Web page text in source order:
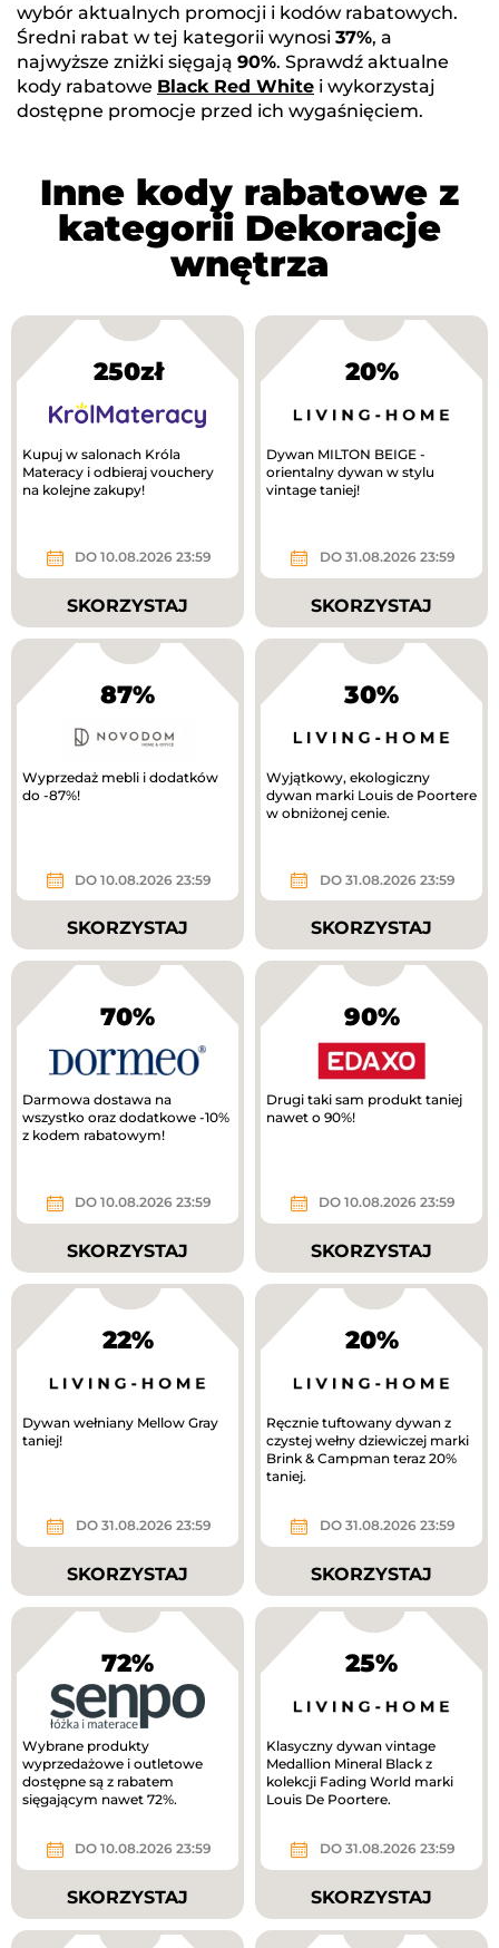
wybór aktualnych promocji i kodów rabatowych.
Średni rabat w tej kategorii wynosi 37%, a
najwyższe zniżki sięgają 90%. Sprawdź aktualne
kody rabatowe Black Red White i wykorzystaj
dostępne promocje przed ich wygaśnięciem.
Inne kody rabatowe z
kategorii Dekoracje
wnętrza
250zł
Kupuj w salonach Króla
Materacy i odbieraj vouchery
na kolejne zakupy!
DO 10.08.2026 23:59
SKORZYSTAJ
20%
Dywan MILTON BEIGE -
orientalny dywan w stylu
vintage taniej!
DO 31.08.2026 23:59
SKORZYSTAJ
87%
Wyprzedaż mebli i dodatków
do -87%!
DO 10.08.2026 23:59
SKORZYSTAJ
30%
Wyjątkowy, ekologiczny
dywan marki Louis de Poortere
w obniżonej cenie.
DO 31.08.2026 23:59
SKORZYSTAJ
70%
Darmowa dostawa na
wszystko oraz dodatkowe -10%
z kodem rabatowym!
DO 10.08.2026 23:59
SKORZYSTAJ
90%
Drugi taki sam produkt taniej
nawet o 90%!
DO 10.08.2026 23:59
SKORZYSTAJ
22%
Dywan wełniany Mellow Gray
taniej!
DO 31.08.2026 23:59
SKORZYSTAJ
20%
Ręcznie tuftowany dywan z
czystej wełny dziewiczej marki
Brink & Campman teraz 20%
taniej.
DO 31.08.2026 23:59
SKORZYSTAJ
72%
Wybrane produkty
wyprzedażowe i outletowe
dostępne są z rabatem
sięgającym nawet 72%.
DO 10.08.2026 23:59
SKORZYSTAJ
25%
Klasyczny dywan vintage
Medallion Mineral Black z
kolekcji Fading World marki
Louis De Poortere.
DO 31.08.2026 23:59
SKORZYSTAJ